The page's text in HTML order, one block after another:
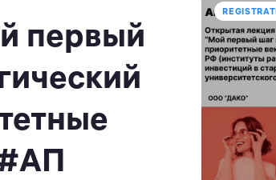
первый